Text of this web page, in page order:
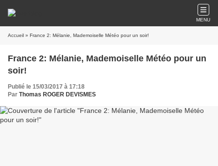
MENU
Accueil » France 2: Mélanie, Mademoiselle Météo pour un soir!
France 2: Mélanie, Mademoiselle Météo pour un
soir!
Publié le 15/03/2017 à 17:18
Par Thomas ROGER DEVISMES